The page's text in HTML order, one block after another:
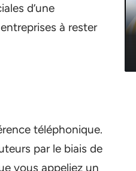
d’une
à rester
téléphonique.
par le biais de
vous appeliez un